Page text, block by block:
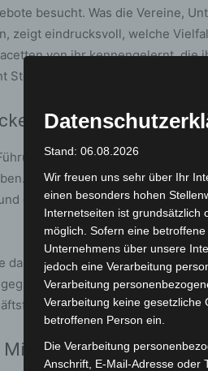
besucht. Was die Vereine,
zeigt eindrucksvoll, welche
von ihr kennengelernt, die
Steffen Krach.
und Begegnungen
am Flughafen
Für die Besucher*innen war
die Luft auf dem Vorfeld zu
das Taubblindenwerk oder das
sind für alle Seiten von
des Taubblindenwerks.
in
Stand: 06.08.2026
Wir freuen uns sehr über Ihr
einen besonders hohen
Internetseiten ist grundsätzlich
möglich. Sofern eine
Unternehmens über unsere
jedoch eine Verarbeitung
Verarbeitung
Verarbeitung keine gesetzliche
betroffenen Person ein.
Die Verarbeitung
Anschrift, E-Mail-Adresse oder